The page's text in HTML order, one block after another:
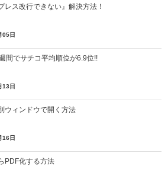
レス改行できない』解決方法！
05日
間でサチコ平均順位が6.9位!!
13日
ウィンドウで開く方法
16日
PDF化する方法